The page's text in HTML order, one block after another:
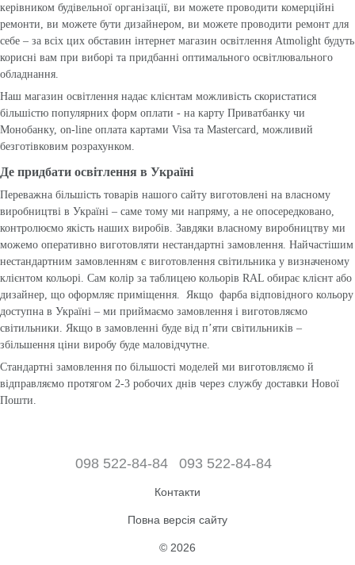
керівником будівельної організації, ви можете проводити комерційні
ремонти, ви можете бути дизайнером, ви можете проводити ремонт для
себе – за всіх цих обставин інтернет магазин освітлення Atmolight будуть
корисні вам при виборі та придбанні оптимального освітлювального
обладнання.
Наш магазин освітлення надає клієнтам можливість скористатися
більшістю популярних форм оплати - на карту Приватбанку чи
Монобанку, on-line оплата картами Visa та Mastercard, можливий
безготівковим розрахунком.
Де придбати освітлення в Україні
Переважна більшість товарів нашого сайту виготовлені на власному
виробництві в Україні – саме тому ми напряму, а не опосередковано,
контролюємо якість наших виробів. Завдяки власному виробництву ми
можемо оперативно виготовляти нестандартні замовлення. Найчастішим
нестандартним замовленням є виготовлення світильника у визначеному
клієнтом кольорі. Сам колір за таблицею кольорів RAL обирає клієнт або
дизайнер, що оформляє приміщення. Якщо фарба відповідного кольору
доступна в Україні – ми приймаємо замовлення і виготовляємо
світильники. Якщо в замовленні буде від п’яти світильників –
збільшення ціни виробу буде маловідчутне.
Стандартні замовлення по більшості моделей ми виготовляємо й
відправляємо протягом 2-3 робочих днів через службу доставки Нової
Пошти.
098 522-84-84 093 522-84-84
Контакти
Повна версія сайту
© 2026